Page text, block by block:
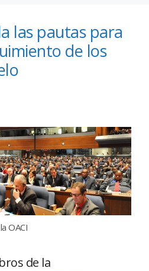
las pautas para
de los
OACI
de la